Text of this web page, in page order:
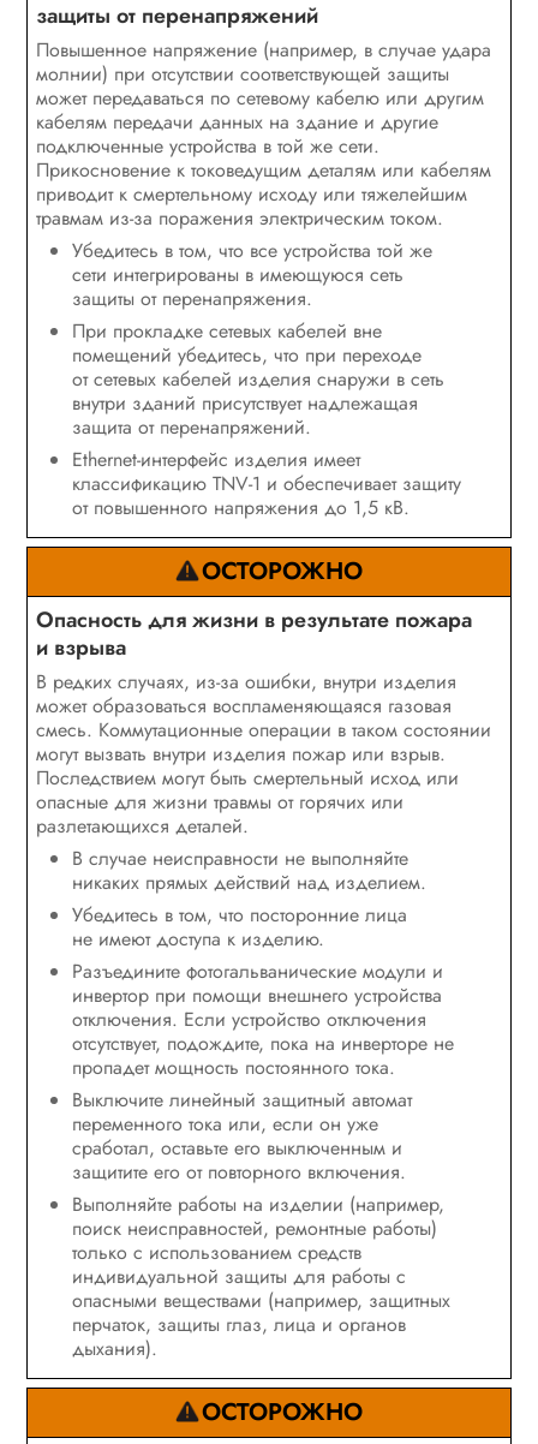
защиты от перенапряжений
Повышенное напряжение (например, в случае удара
молнии) при отсутствии соответствующей защиты
может передаваться по сетевому кабелю или другим
кабелям передачи данных на здание и другие
подключенные устройства в той же сети.
Прикосновение к токоведущим деталям или кабелям
приводит к смертельному исходу или тяжелейшим
травмам из-за поражения электрическим током.
Убедитесь в том, что все устройства той же
сети интегрированы в имеющуюся сеть
защиты от перенапряжения.
При прокладке сетевых кабелей вне
помещений убедитесь, что при переходе
от сетевых кабелей изделия снаружи в сеть
внутри зданий присутствует надлежащая
защита от перенапряжений.
Ethernet-интерфейс изделия имеет
классификацию TNV-1 и обеспечивает защиту
от повышенного напряжения до 1,5 кВ.
ОСТОРОЖНО
Опасность для жизни в результате пожара
и взрыва
В редких случаях, из-за ошибки, внутри изделия
может образоваться воспламеняющаяся газовая
смесь. Коммутационные операции в таком состоянии
могут вызвать внутри изделия пожар или взрыв.
Последствием могут быть смертельный исход или
опасные для жизни травмы от горячих или
разлетающихся деталей.
В случае неисправности не выполняйте
никаких прямых действий над изделием.
Убедитесь в том, что посторонние лица
не имеют доступа к изделию.
Разъедините фотогальванические модули и
инвертор при помощи внешнего устройства
отключения. Если устройство отключения
отсутствует, подождите, пока на инверторе не
пропадет мощность постоянного тока.
Выключите линейный защитный автомат
переменного тока или, если он уже
сработал, оставьте его выключенным и
защитите его от повторного включения.
Выполняйте работы на изделии (например,
поиск неисправностей, ремонтные работы)
только с использованием средств
индивидуальной защиты для работы с
опасными веществами (например, защитных
перчаток, защиты глаз, лица и органов
дыхания).
ОСТОРОЖНО